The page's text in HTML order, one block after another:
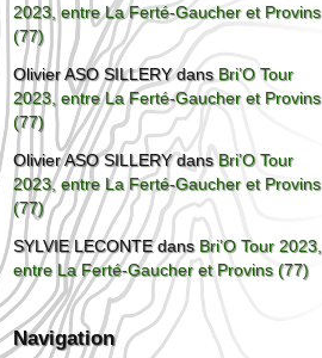
2023, entre La Ferté-Gaucher et Provins
(77)
Olivier ASO SILLERYdans Bri’O Tour
2023, entre La Ferté-Gaucher et Provins
(77)
Olivier ASO SILLERYdans Bri’O Tour
2023, entre La Ferté-Gaucher et Provins
(77)
SYLVIE LECONTEdans Bri’O Tour 2023,
entre La Ferté-Gaucher et Provins (77)
Navigation